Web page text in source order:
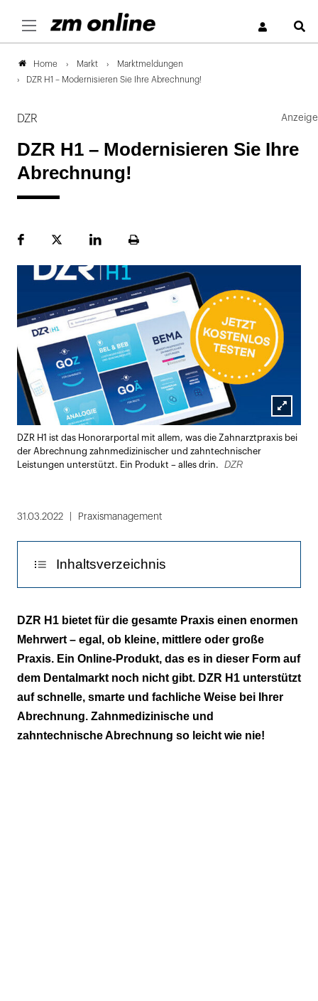
Home Markt
Marktmeldungen
DZR H1 – Modernisieren Sie Ihre Abrechnung!
DZR
DZR H1 – Modernisieren Sie Ihre
Abrechnung!
FacebookPlattformLinekdInSeite
Lightbox
öffnen
DZR H1 ist das Honorarportal mit allem, was die Zahnarztpraxis bei
der Abrechnung zahnmedizinischer und zahntechnischer
Leistungen unterstützt. Ein Produkt – alles drin.
DZR
31.03.2022 Praxismanagement
Inhaltsverzeichnis
DZR H1 hat für jede Aufgabe die richtige
Antwort
DZR H1: Ein Produkt – alles drin.
DZR H1 bietet für die gesamte Praxis einen enormen
Mehrwert – egal, ob kleine, mittlere oder große
Praxis. Ein Online-Produkt, das es in dieser Form auf
dem Dentalmarkt noch nicht gibt. DZR H1 unterstützt
auf schnelle, smarte und fachliche Weise bei Ihrer
Abrechnung. Zahnmedizinische und
zahntechnische Abrechnung so leicht wie nie!